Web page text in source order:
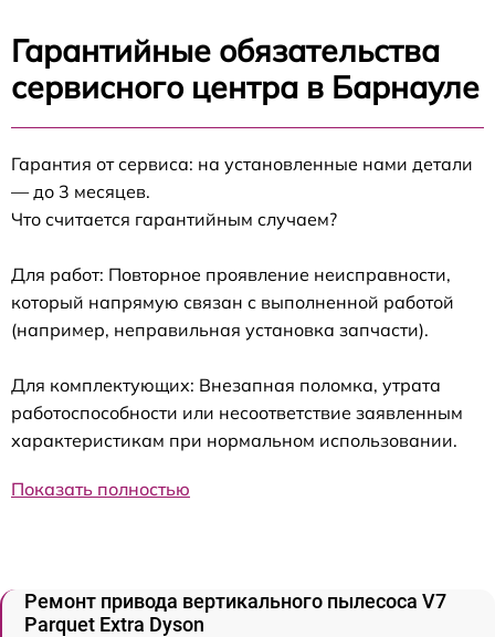
Гарантийные обязательства
сервисного центра в Барнауле
Гарантия от сервиса: на установленные нами детали
— до 3 месяцев.
Что считается гарантийным случаем?
Для работ: Повторное проявление неисправности,
который напрямую связан с выполненной работой
(например, неправильная установка запчасти).
Для комплектующих: Внезапная поломка, утрата
работоспособности или несоответствие заявленным
характеристикам при нормальном использовании.
Показать полностью
Ремонт привода вертикального пылесоса V7
Parquet Extra Dyson